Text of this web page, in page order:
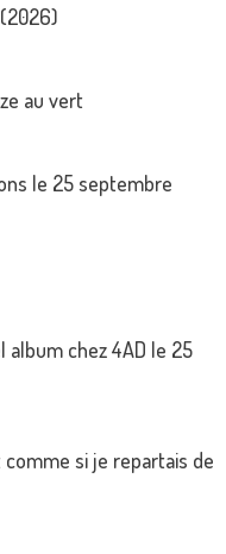
(2026)
au vert
le 25 septembre
album chez 4AD le 25
comme si je repartais de